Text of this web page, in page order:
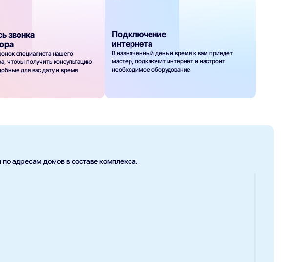
звонка
специалиста нашего
чтобы получить консультацию
для вас дату и время
Подключение
интернета
В назначенный день и время к вам приедет
мастер, подключит интернет и настроит
необходимое оборудование
адресам домов в составе комплекса.